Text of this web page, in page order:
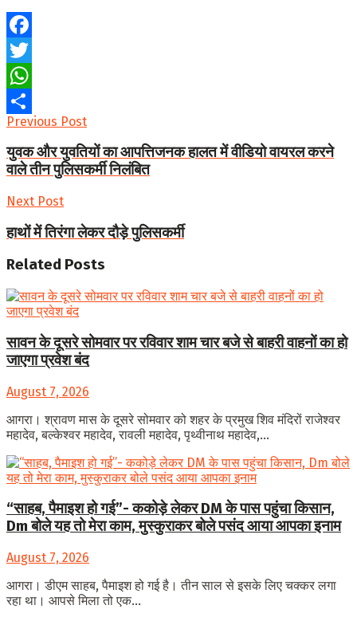
Facebook
Twitter
WhatsApp
Share
Previous Post
युवक और युवतियों का आपत्तिजनक हालत में वीडियो वायरल करने
वाले तीन पुलिसकर्मी निलंबित
Next Post
हाथों में तिरंगा लेकर दौड़े पुलिसकर्मी
Related Posts
सावन के दूसरे सोमवार पर रविवार शाम चार बजे से बाहरी वाहनों का हो
जाएगा प्रवेश बंद
August 7, 2026
आगरा। श्रावण मास के दूसरे सोमवार को शहर के प्रमुख शिव मंदिरों राजेश्वर
महादेव, बल्केश्वर महादेव, रावली महादेव, पृथ्वीनाथ महादेव,...
“साहब, पैमाइश हो गई”- ककोड़े लेकर DM के पास पहुंचा किसान,
Dm बोले यह तो मेरा काम, मुस्कुराकर बोले पसंद आया आपका इनाम
August 7, 2026
आगरा। डीएम साहब, पैमाइश हो गई है। तीन साल से इसके लिए चक्कर लगा
रहा था। आपसे मिला तो एक...